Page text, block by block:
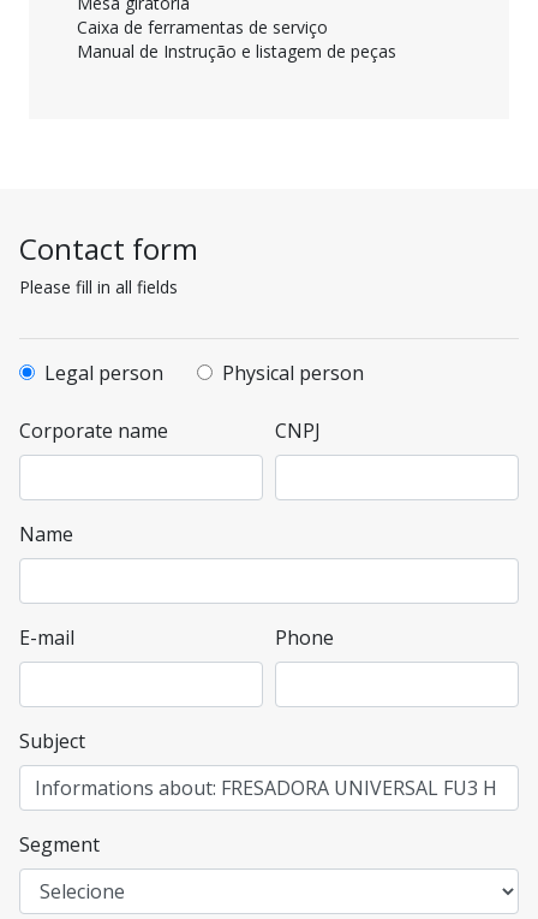
Caixa de ferramentas de serviço
Manual de Instrução e listagem de peças
Contact form
Please fill in all fields
Legal person Physical person
Corporate name CNPJ
Name
E-mail Phone
Subject
Segment